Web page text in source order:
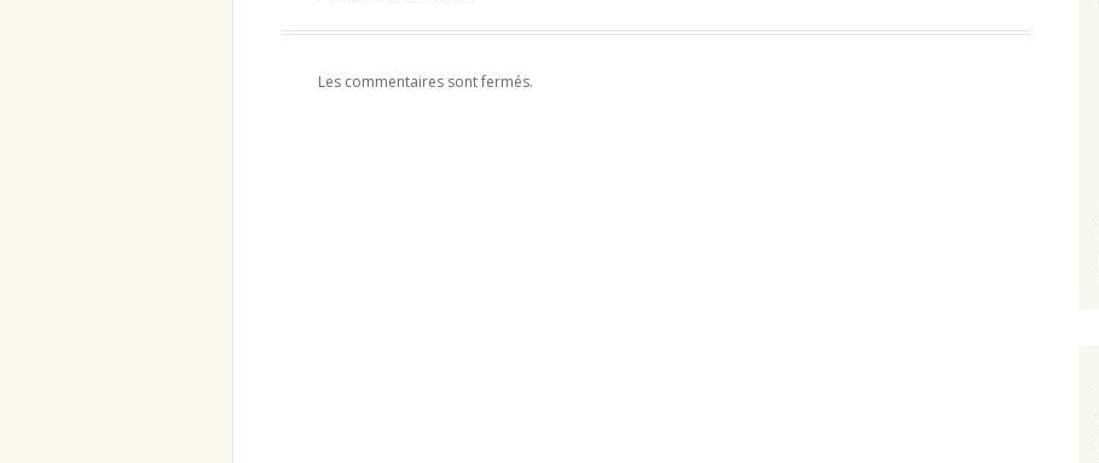
Les commentaires sont fermés.